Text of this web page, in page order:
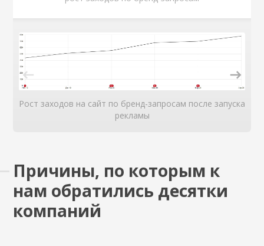
Рост заходов на сайт по бренд-запросам после запуска
рекламы
Причины, по которым к
нам обратились десятки
компаний